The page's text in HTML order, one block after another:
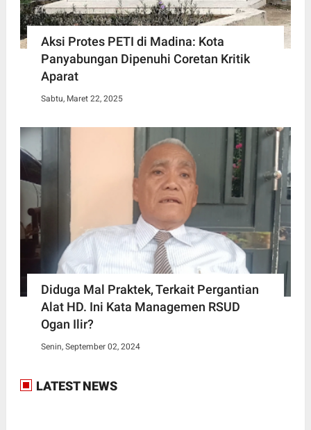
Aksi Protes PETI di Madina: Kota
Panyabungan Dipenuhi Coretan Kritik
Aparat
Sabtu, Maret 22, 2025
Diduga Mal Praktek, Terkait Pergantian
Alat HD. Ini Kata Managemen RSUD
Ogan Ilir?
Senin, September 02, 2024
LATEST NEWS